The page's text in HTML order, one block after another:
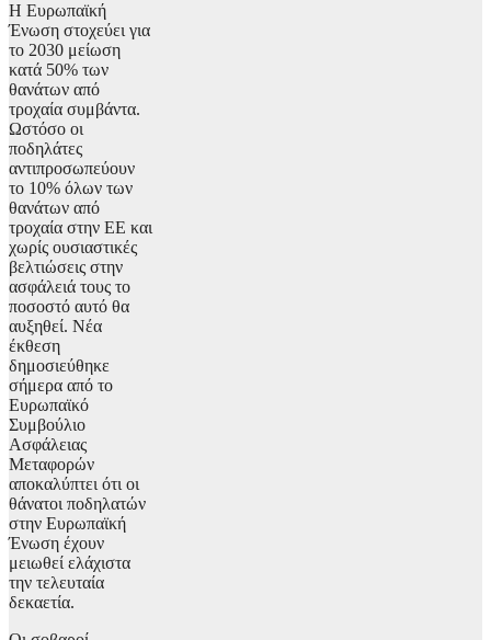
Η Ευρωπαϊκή
Ένωση στοχεύει για
το 2030 μείωση
κατά 50% των
θανάτων από
τροχαία συμβάντα.
Ωστόσο οι
ποδηλάτες
αντιπροσωπεύουν
το 10% όλων των
θανάτων από
τροχαία στην ΕΕ και
χωρίς ουσιαστικές
βελτιώσεις στην
ασφάλειά τους το
ποσοστό αυτό θα
αυξηθεί. Νέα
έκθεση
δημοσιεύθηκε
σήμερα από το
Ευρωπαϊκό
Συμβούλιο
Ασφάλειας
Μεταφορών
αποκαλύπτει ότι οι
θάνατοι ποδηλατών
στην Ευρωπαϊκή
Ένωση έχουν
μειωθεί ελάχιστα
την τελευταία
δεκαετία.